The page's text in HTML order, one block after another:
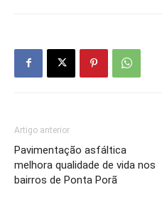
Artigo anterior
Pavimentação asfáltica
melhora qualidade de vida nos
bairros de Ponta Porã